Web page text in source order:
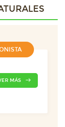
MÁS